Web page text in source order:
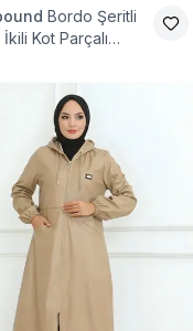
Bordo Şeritli
Kot Parçalı